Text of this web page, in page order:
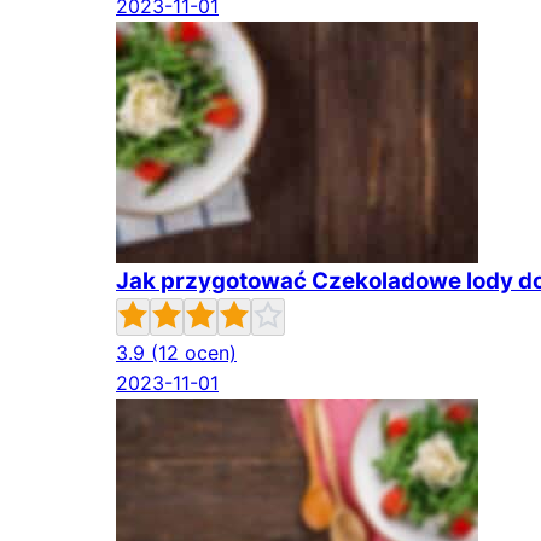
2023-11-01
Jak przygotować Czekoladowe lody
3.9 (12 ocen)
2023-11-01